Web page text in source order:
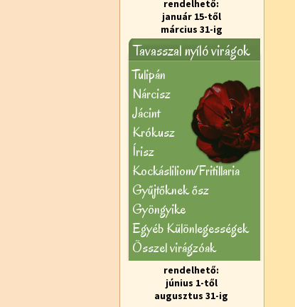
rendelhető:
január 15-től
március 31-ig
Tavasszal nyíló virágok
Tulipán
Nárcisz
Jácint
Krókusz
Írisz
Kockásliliom/Fritillaria
Gyűjtőknek ősz
Gyöngyike
Egyéb Különlegességek
Õsszel virágzóak
rendelhető:
június 1-től
augusztus 31-ig